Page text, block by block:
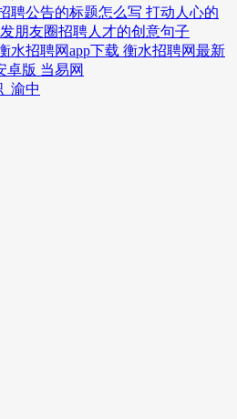
聘公告的标题怎么写 打动人心的
朋友圈招聘人才的创意句子
水招聘网app下载 衡水招聘网最新
卓版 当易网
渝中